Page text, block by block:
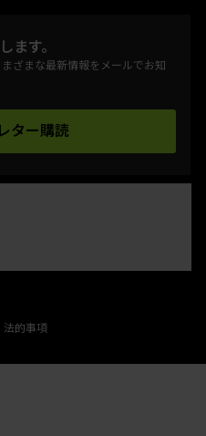
ます。
ざまな最新情報をメールでお知
ター購読
(Opens in a new tab)
法的事項